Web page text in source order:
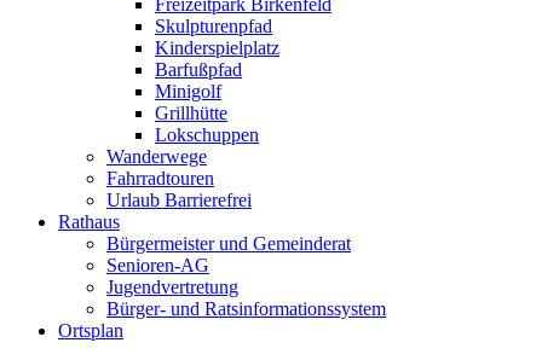
Freizeitpark Birkenfeld
Skulpturenpfad
Kinderspielplatz
Barfußpfad
Minigolf
Grillhütte
Lokschuppen
Wanderwege
Fahrradtouren
Urlaub Barrierefrei
Rathaus
Bürgermeister und Gemeinderat
Senioren-AG
Jugendvertretung
Bürger- und Ratsinformationssystem
Ortsplan